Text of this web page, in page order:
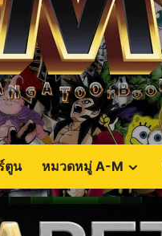
ตูน หมวดหมู่ A-M